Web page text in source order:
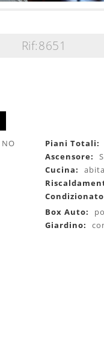
Rif:8651
NO
Piani Totali:
Ascensore:
Cucina:
Box Auto:
Giardino: